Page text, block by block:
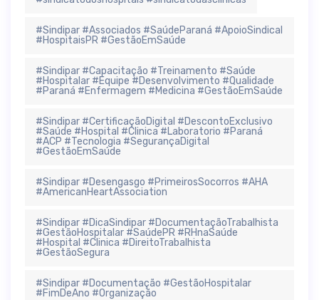
#Sindipar #Associados #SaúdeParaná #ApoioSindical
#HospitaisPR #GestãoEmSaúde
#Sindipar #Capacitação #Treinamento #Saúde
#Hospitalar #Equipe #Desenvolvimento #Qualidade
#Paraná #Enfermagem #Medicina #GestãoEmSaúde
#Sindipar #CertificaçãoDigital #DescontoExclusivo
#Saúde #Hospital #Clinica #Laboratorio #Paraná
#ACP #Tecnologia #SegurançaDigital
#GestãoEmSaúde
#Sindipar #Desengasgo #PrimeirosSocorros #AHA
#AmericanHeartAssociation
#Sindipar #DicaSindipar #DocumentaçãoTrabalhista
#GestãoHospitalar #SaúdePR #RHnaSaúde
#Hospital #Clinica #DireitoTrabalhista
#GestãoSegura
#Sindipar #Documentação #GestãoHospitalar
#FimDeAno #Organização